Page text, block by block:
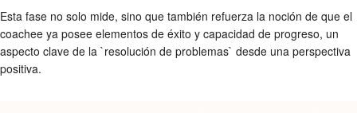
Esta fase no solo mide, sino que también refuerza la noción de que el
coachee ya posee elementos de éxito y capacidad de progreso, un
aspecto clave de la `resolución de problemas` desde una perspectiva
positiva.